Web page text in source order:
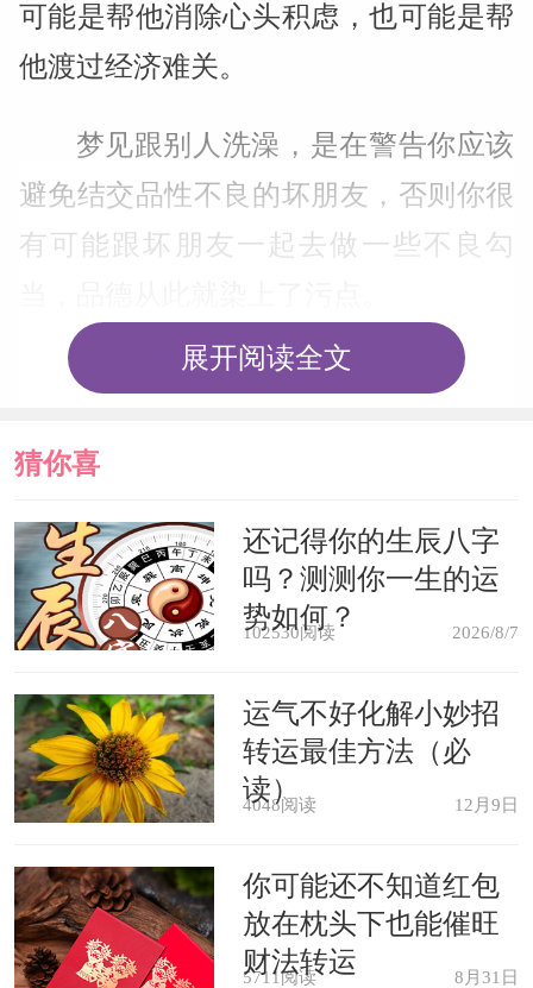
可能是帮他消除心头积虑，也可能是帮
他渡过经济难关。
梦见跟别人洗澡，是在警告你应该
避免结交品性不良的坏朋友，否则你很
有可能跟坏朋友一起去做一些不良勾
梦见在海中游泳，表示你目前的气
不久之后得到回报与荣誉。
女人梦见在贮水池里洗澡，表示不
久要分娩。
友，但又怕丧失判断能力，做出伤风败
俗的事情来，要注意约束自己的行为。
女生做此梦就要特别小心，可能会有男
生侵犯你。
梦见和朋友在贮水池里洗澡，表示
展开阅读全文
猜你喜
欢
还记得你的生辰八字
吗？测测你一生的运
势如何？
102530阅读 2026/8/7
运气不好化解小妙招
转运最佳方法（必
读）
4048阅读 12月9日
你可能还不知道红包
放在枕头下也能催旺
财法转运
5711阅读 8月31日